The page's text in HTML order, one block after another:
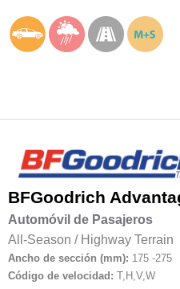
BFGoodrich
Automóvil de Pasajeros
All-Season / Highway Terrain
Ancho de sección (mm): 175 -275
Código de velocidad: T,H,V,W